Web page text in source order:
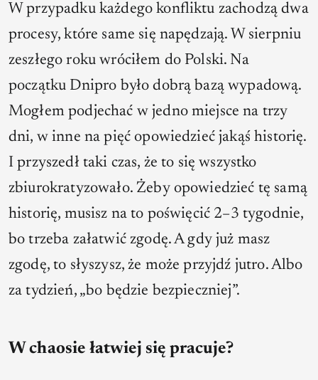
W przypadku każdego konfliktu zachodzą dwa
procesy, które same się napędzają. W sierpniu
zeszłego roku wróciłem do Polski. Na
początku Dnipro było dobrą bazą wypadową.
Mogłem podjechać w jedno miejsce na trzy
dni, w inne na pięć opowiedzieć jakąś historię.
I przyszedł taki czas, że to się wszystko
zbiurokratyzowało. Żeby opowiedzieć tę samą
historię, musisz na to poświęcić 2–3 tygodnie,
bo trzeba załatwić zgodę. A gdy już masz
zgodę, to słyszysz, że może przyjdź jutro. Albo
za tydzień, „bo będzie bezpieczniej”.
W chaosie łatwiej się pracuje?